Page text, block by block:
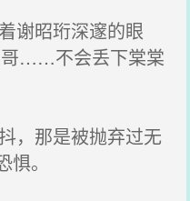
谢昭珩深邃的眼
哥……不会丢下棠棠
，那是被抛弃过无
。